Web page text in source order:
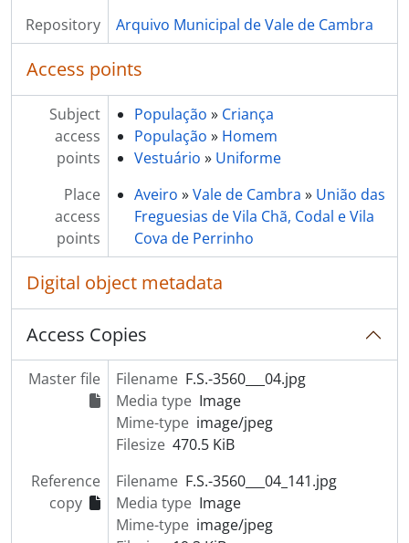
Repository
Arquivo Municipal de Vale de Cambra
Access points
Subject
access
points
População » Criança
População » Homem
Vestuário » Uniforme
Place
access
points
Aveiro »Vale de Cambra » União das
Freguesias de Vila Chã, Codal e Vila
Cova de Perrinho
Digital object metadata
Access Copies
Master file Filename F.S.-3560___04.jpg
Media type Image
Mime-type image/jpeg
Filesize 470.5 KiB
Reference
copy
Filename F.S.-3560___04_141.jpg
Media type Image
Mime-type image/jpeg